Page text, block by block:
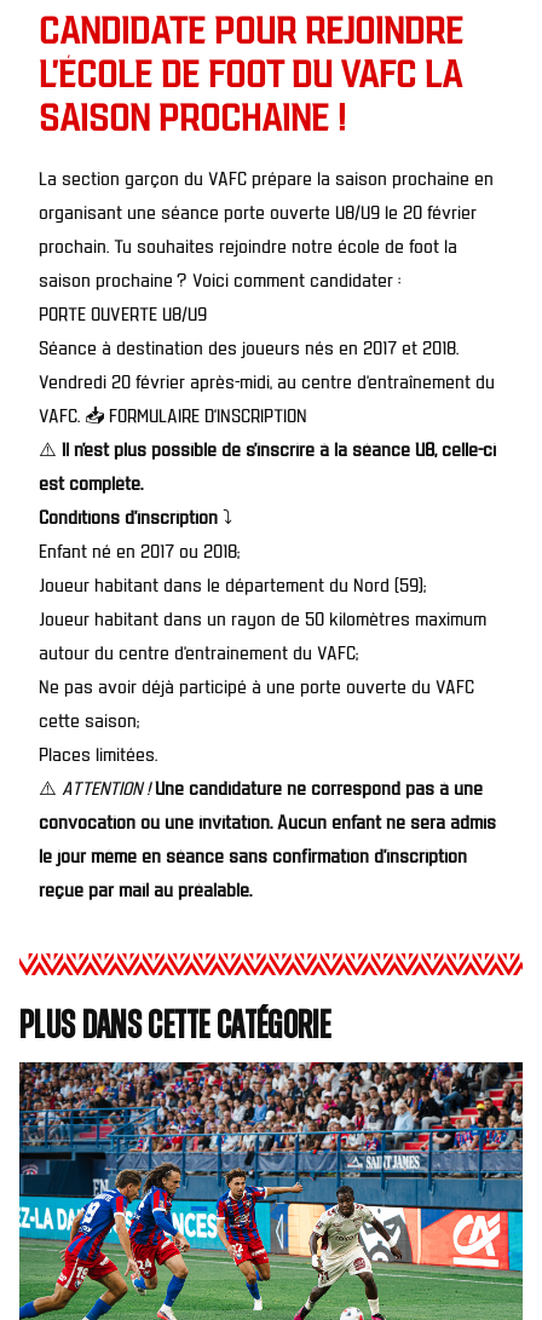
CANDIDATE POUR REJOINDRE
L'ÉCOLE DE FOOT DU VAFC LA
SAISON PROCHAINE !
La section garçon du VAFC prépare la saison prochaine en
organisant une séance porte ouverte U8/U9 le 20 février
prochain. Tu souhaites rejoindre notre école de foot la
saison prochaine ? Voici comment candidater :
PORTE OUVERTE U8/U9
Séance à destination des joueurs nés en 2017 et 2018.
Vendredi 20 février après-midi, au centre d’entraînement du
VAFC. 📥 FORMULAIRE D’INSCRIPTION
⚠️ Il n’est plus possible de s’inscrire à la séance U8, celle-ci
est complète.
Conditions d’inscription ⤵️
Enfant né en 2017 ou 2018;
Joueur habitant dans le département du Nord (59);
Joueur habitant dans un rayon de 50 kilomètres maximum
autour du centre d’entrainement du VAFC;
Ne pas avoir déjà participé à une porte ouverte du VAFC
cette saison;
Places limitées.
⚠️ ATTENTION ! Une candidature ne correspond pas à une
convocation ou une invitation. Aucun enfant ne sera admis
le jour même en séance sans confirmation d’inscription
reçue par mail au préalable.
Plus dans cette catégorie